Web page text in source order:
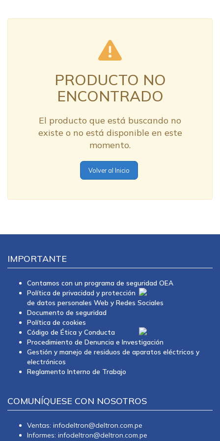
PRODUCTO NO
ENCONTRADO
El producto que está buscando no
existe o no está disponible en este
momento.
Volver al Inicio
IMPORTANTE
Contamos con un programa de seguridad OEA
Política de privacidad y protección
de datos personales Web y Redes Sociales
Documento de seguridad
Política de cookies
Código de Ética y Conducta
Procedimiento de Denuncia e Investigación
Gestión y manejo de residuos de aparatos eléctricos y
electrónicos
Reglamento Interno de Trabajo
COMUNÍQUESE CON NOSOTROS
Ventas: infodeltron@deltron.com.pe
Informes: infodeltron@deltron.com.pe